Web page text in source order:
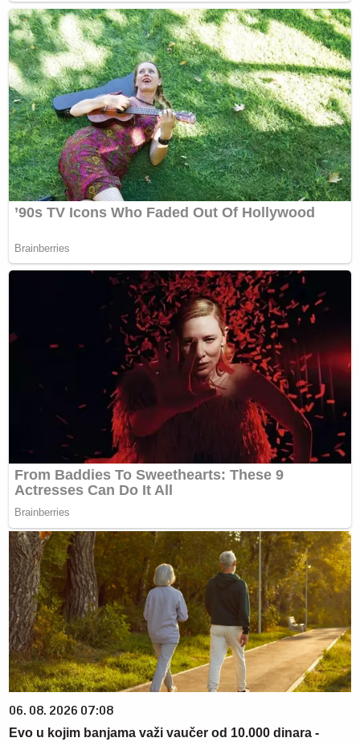
06. 08. 2026 07:08
Evo u kojim banjama važi vaučer od 10.000 dinara -